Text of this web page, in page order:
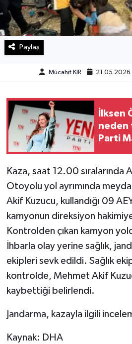
Paylaş
Mücahit KIR 21.05.2026
İlksen
neden
Parti
Kaza, saat 12.00 sıralarında
Otoyolu yol ayrımında
Akif Kuzucu, kullandığı 09
kamyonun direksiyon
Kontrolden çıkan kamyon
İhbarla olay yerine sağlık,
ekipleri sevk edildi. Sağlık
kontrolde, Mehmet Akif
kaybettiği belirlendi.
Jandarma, kazayla ilgili
Kaynak: DHA
Manşetler
Resmi İlan
Sağlık
Spor
SürManşet
Teknoloji
Yaşam
KAHRAMANMARAŞ